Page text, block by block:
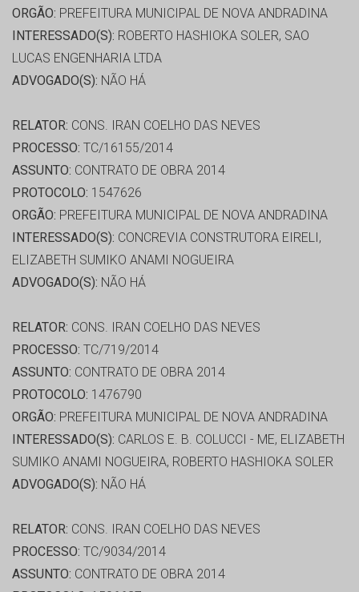
ORGÃO: PREFEITURA MUNICIPAL DE NOVA ANDRADINA
INTERESSADO(S): ROBERTO HASHIOKA SOLER, SAO
LUCAS ENGENHARIA LTDA
ADVOGADO(S): NÃO HÁ
RELATOR: CONS. IRAN COELHO DAS NEVES
PROCESSO: TC/16155/2014
ASSUNTO: CONTRATO DE OBRA 2014
PROTOCOLO: 1547626
ORGÃO: PREFEITURA MUNICIPAL DE NOVA ANDRADINA
INTERESSADO(S): CONCREVIA CONSTRUTORA EIRELI,
ELIZABETH SUMIKO ANAMI NOGUEIRA
ADVOGADO(S): NÃO HÁ
RELATOR: CONS. IRAN COELHO DAS NEVES
PROCESSO: TC/719/2014
ASSUNTO: CONTRATO DE OBRA 2014
PROTOCOLO: 1476790
ORGÃO: PREFEITURA MUNICIPAL DE NOVA ANDRADINA
INTERESSADO(S): CARLOS E. B. COLUCCI - ME, ELIZABETH
SUMIKO ANAMI NOGUEIRA, ROBERTO HASHIOKA SOLER
ADVOGADO(S): NÃO HÁ
RELATOR: CONS. IRAN COELHO DAS NEVES
PROCESSO: TC/9034/2014
ASSUNTO: CONTRATO DE OBRA 2014